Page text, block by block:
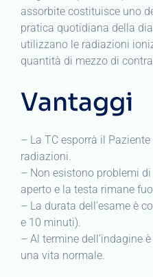
assorbite costituisce uno
pratica quotidiana della
utilizzano le radiazioni
quantità di mezzo di
Vantaggi
– La TC esporrà il
radiazioni.
– Non esistono problemi
aperto e la testa rimane
– La durata dell’esame è
e 10 minuti).
– Al termine dell’indagine
una vita normale.